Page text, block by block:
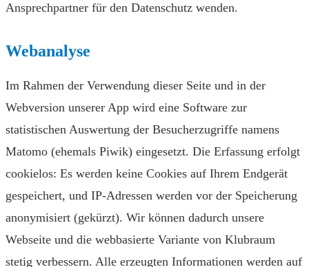
Ansprechpartner für den Datenschutz wenden.
Webanalyse
Im Rahmen der Verwendung dieser Seite und in der
Webversion unserer App wird eine Software zur
statistischen Auswertung der Besucherzugriffe namens
Matomo (ehemals Piwik) eingesetzt. Die Erfassung erfolgt
cookielos: Es werden keine Cookies auf Ihrem Endgerät
gespeichert, und IP-Adressen werden vor der Speicherung
anonymisiert (gekürzt). Wir können dadurch unsere
Webseite und die webbasierte Variante von Klubraum
stetig verbessern. Alle erzeugten Informationen werden auf